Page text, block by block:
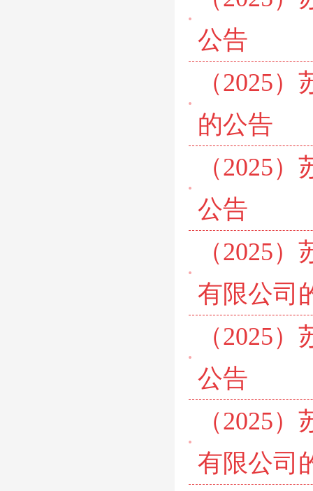
公告
（2025
的公告
（2025
公告
（2025
有限公司
（2025
公告
（2025
有限公司